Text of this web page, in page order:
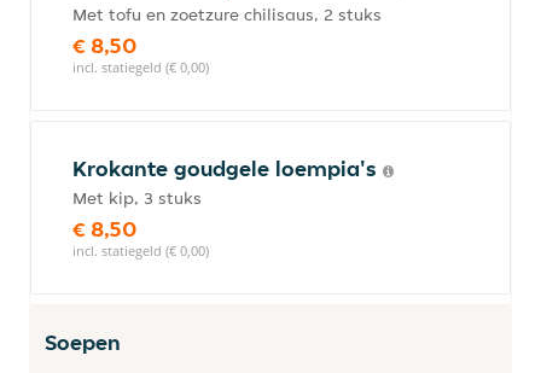
Met tofu en zoetzure chilisaus, 2 stuks
€ 8,50
incl. statiegeld (€ 0,00)
Krokante goudgele loempia's
Met kip, 3 stuks
€ 8,50
incl. statiegeld (€ 0,00)
Soepen